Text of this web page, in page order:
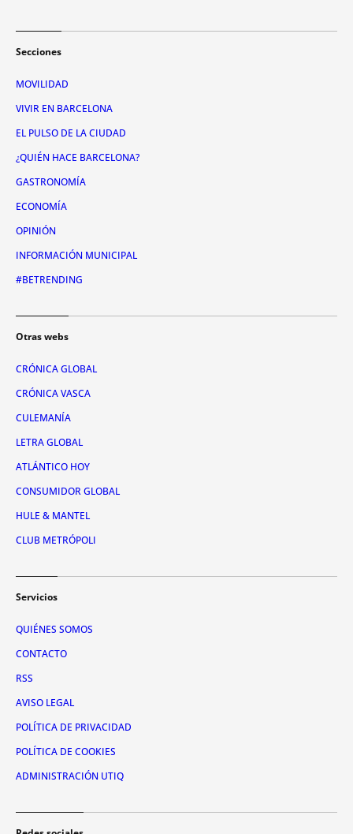
Secciones
MOVILIDAD
VIVIR EN BARCELONA
EL PULSO DE LA CIUDAD
¿QUIÉN HACE BARCELONA?
GASTRONOMÍA
ECONOMÍA
OPINIÓN
INFORMACIÓN MUNICIPAL
#BETRENDING
Otras webs
CRÓNICA GLOBAL
CRÓNICA VASCA
CULEMANÍA
LETRA GLOBAL
ATLÁNTICO HOY
CONSUMIDOR GLOBAL
HULE & MANTEL
CLUB METRÓPOLI
Servicios
QUIÉNES SOMOS
CONTACTO
RSS
AVISO LEGAL
POLÍTICA DE PRIVACIDAD
POLÍTICA DE COOKIES
ADMINISTRACIÓN UTIQ